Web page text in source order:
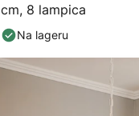
cm, 8 lampica
Na lageru